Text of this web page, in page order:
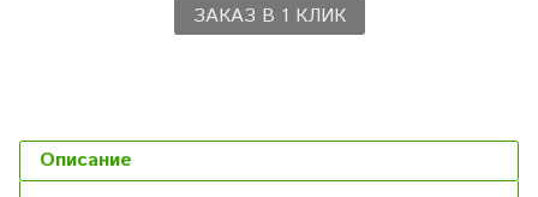
ЗАКАЗ В 1 КЛИК
Описание